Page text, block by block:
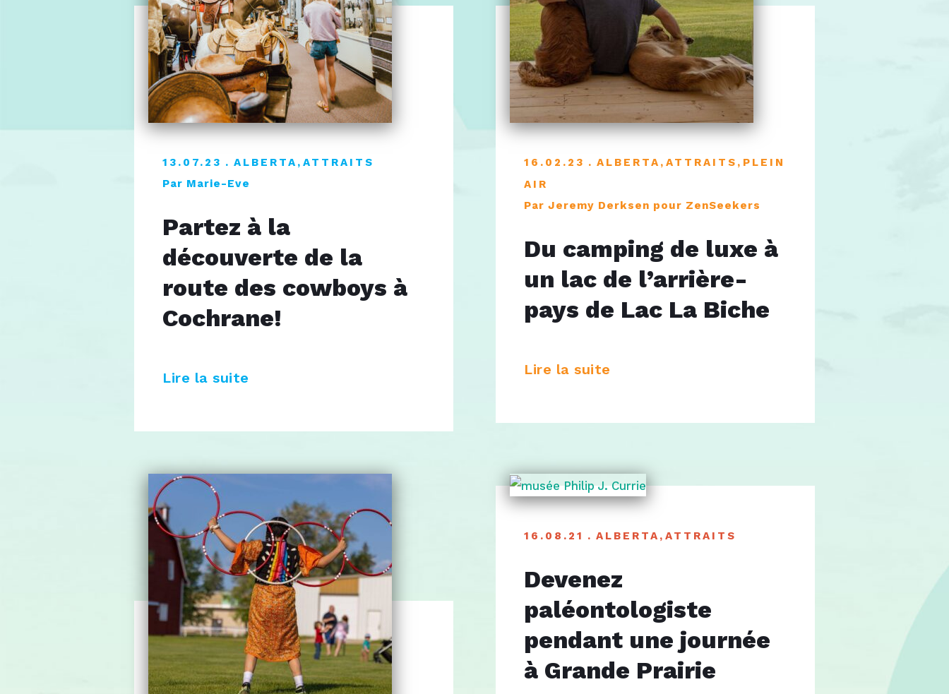
13.07.23 ALBERTA , ATTRAITS
Par Marie-Eve
Partez à la
découverte de la
route des cowboys à
Cochrane!
Lire la suite
16.02.23 ALBERTA , ATTRAITS , PLEIN
AIR
Par Jeremy Derksen pour ZenSeekers
Du camping de luxe à
un lac de l’arrière-
pays de Lac La Biche
Lire la suite
16.08.21 ALBERTA , ATTRAITS
Devenez
paléontologiste
pendant une journée
à Grande Prairie